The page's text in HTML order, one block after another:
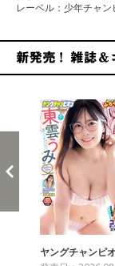
レーベル：少年チャン
ヤングチャンピ